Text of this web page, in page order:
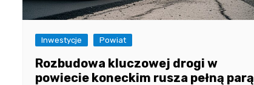
Inwestycje Powiat
Rozbudowa kluczowej drogi w
powiecie koneckim rusza pełną parą